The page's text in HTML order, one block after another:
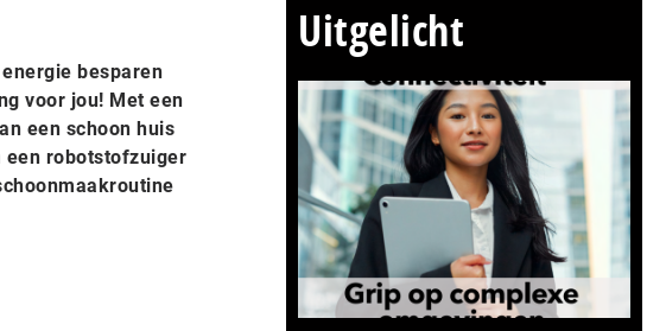
besparen
voor jou! Met een
een schoon huis
een robotstofzuiger
Uitgelicht